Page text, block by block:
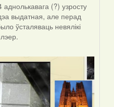
(?) узросту
выдатная, але перад
ўсталяваць невялікі